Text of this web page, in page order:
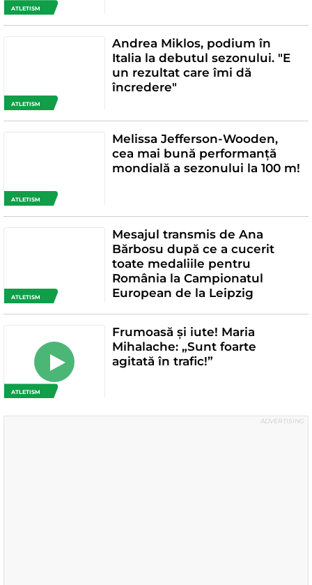
ATLETISM
ATLETISM
Andrea Miklos, podium în
Italia la debutul sezonului. "E
un rezultat care îmi dă
încredere"
ATLETISM
Melissa Jefferson-Wooden,
cea mai bună performanță
mondială a sezonului la 100 m!
ATLETISM
Mesajul transmis de Ana
Bărbosu după ce a cucerit
toate medaliile pentru
România la Campionatul
European de la Leipzig
ATLETISM
Frumoasă și iute! Maria
Mihalache: „Sunt foarte
agitată în trafic!”